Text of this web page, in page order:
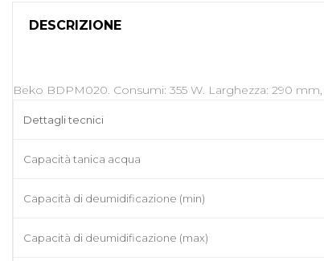
DESCRIZIONE
Beko BDPM020. Consumi: 355 W. Larghezza: 290
Dettagli tecnici
Capacità tanica acqua
Capacità di deumidificazione (min)
Capacità di deumidificazione (max)